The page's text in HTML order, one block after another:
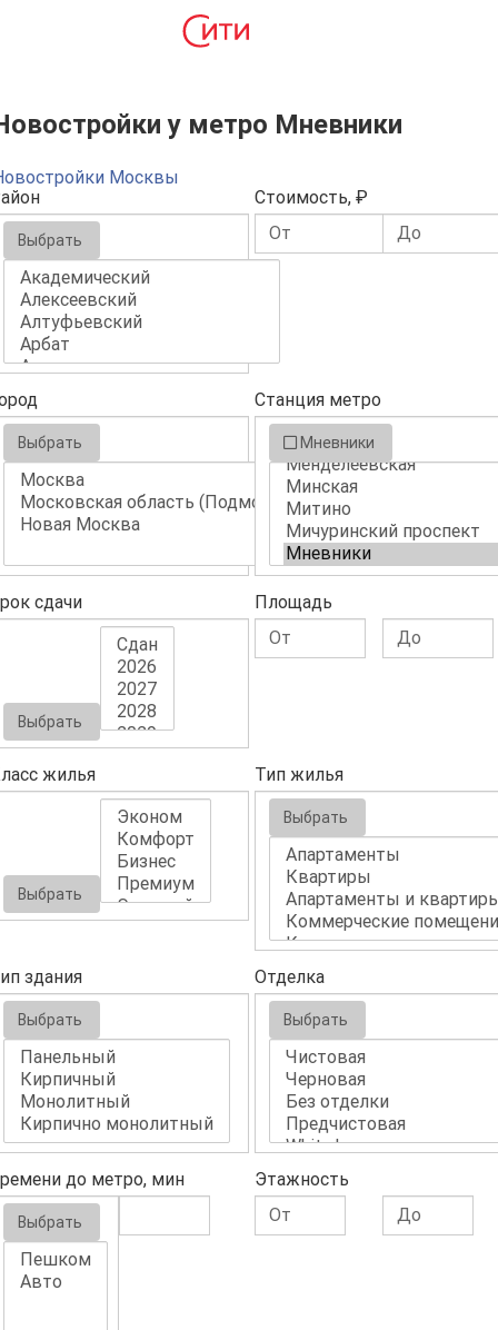
у метро Мневники
Москвы
Выбрать
Стоимость, ₽
Выбрать
Станция метро
Мневники
сдачи
Выбрать
Площадь
жилья
Выбрать
Тип жилья
Выбрать
здания
Выбрать
Отделка
Выбрать
до метро, мин
Выбрать
Этажность